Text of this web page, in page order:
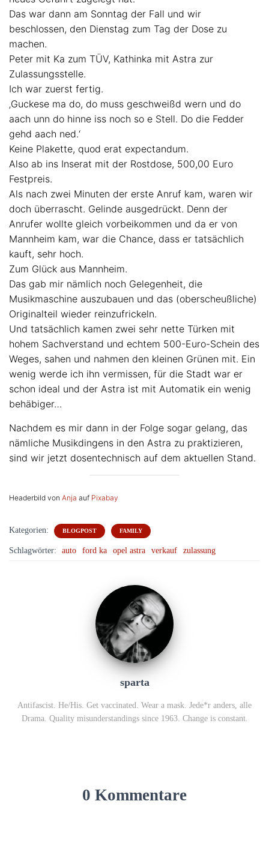
Das war dann am Sonntag der Fall und wir
beschlossen, den Dienstag zum Tag der Dose zu
machen.
Peter mit Ka zum TÜV, Kathinka mit Astra zur
Zulassungsstelle.
Ich war zuerst fertig.
‚Guckese ma do, do muss geschweißd wern und do
aach unn do hinne iss noch so e Stell. Do die Fedder
gehd aach ned.‘
Keine Plakette, quod erat expectandum.
Also ab ins Inserat mit der Rostdose, 500,00 Euro
Festpreis.
Als nach zwei Minuten der erste Anruf kam, waren wir
doch überrascht. Gelinde ausgedrückt. Denn der
Anrufer wollte gleich vorbeikommen und da er von
Mannheim kam, war die Chance, dass er tatsächlich
kauft, sehr hoch.
Zum Glück aus Mannheim.
Das gab mir nämlich noch Gelegenheit, die
Musikmaschine auszubauen und das (oberscheußliche)
Originalteil wieder reinzufrickeln.
Und tatsächlich kamen zwei sehr nette Türken mit
hohem Sachverstand und echtem 500-Euro-Schein des
Weges, sahen und nahmen den kleinen Grünen mit. Ein
wenig werde ich ihn vermissen, für die Stadt war er
schon ideal und der Astra ist mit Automatik ein wenig
behäbiger…
Nachdem es mir dann in der Folge sogar gelang, das
nämliche Musikdingens in den Astra zu praktizieren,
sind wir jetzt dosentechnisch auf dem aktuellen Stand.
Headerbild von Anja auf Pixabay
Kategorien: BLOGPOST FAMILY
Schlagwörter: auto ford ka opel astra verkauf zulassung
sparta
Antifascist. He/His. Get vaccinated. Wear a mask. Jede*r anders, alle
Drama. Quality misunderstandings since 1963. Change is constant.
0 Kommentare